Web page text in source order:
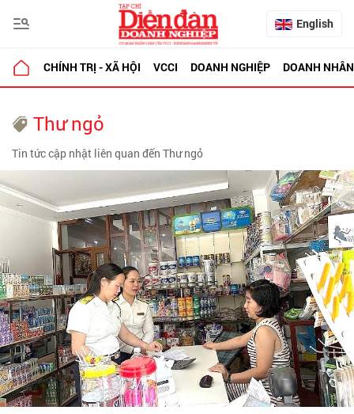
English
CHÍNH TRỊ - XÃ HỘI VCCI DOANH NGHIỆP DOANH NHÂN
Thư ngỏ
Tin tức cập nhật liên quan đến Thư ngỏ